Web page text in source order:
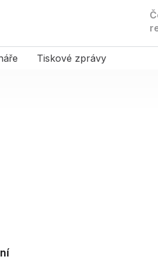
Tiskové zprávy